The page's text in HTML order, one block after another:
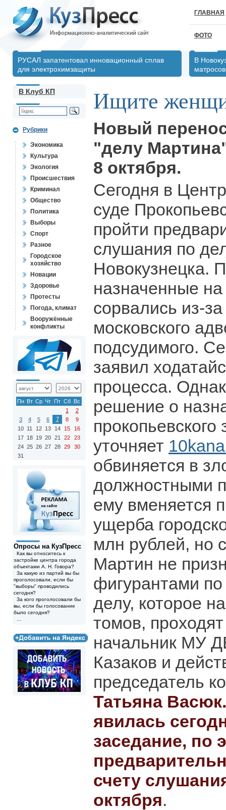
ГЛАВНАЯ
ФОТО
РУСАЛ запатентовал инновационный сплав
для электрохимзащиты
В
В Клуб КП
Рубрики
Экономика
Культура
Экология
Происшествия
Криминал
Общество
Политика
Выборы
Спорт
Разное
Городское
хозяйство
Новации
Здоровье
Протесты
Погода, климат
Вооружённые
конфликты
Пн Вт Ср Чт Пт Сб Вс
1
2
3
4 5 6 7 8
9
10 11 12 13 14 15
16
17 18 19 20 21 22
23
24 25 26 27 28 29
30
31
Опросы на КузПресс
Как вы относитесь к
застройке центра города
объектами А. Н. Говора?
За какую из партий вы бы
проголосовали, если бы
"выборы" проводились
сегодня?
За кого проголосовали бы
вы, если бы голосование
было сегодня?
Ищите
Новый
"делу
8 октября.
Сегодня в
суде
пройти
слушания по
Новокузнецка.
назначенные
сорвались из-
московского
подсудимого.
заявил
процесса.
решение о
уточняет
обвиняется в
должностными
ему вменяется
ущерба
млн рублей, но
Мартин не
фигурантами
делу, которое
томов,
начальник МУ
Казаков и
председатель
Татьяна
явилась
заседание, по
счету
октября.